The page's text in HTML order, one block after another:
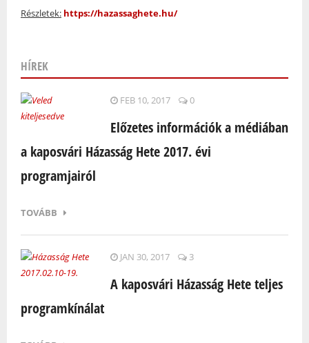
Részletek: https://hazassaghete.hu/
HÍREK
FEB 10, 2017 0
Előzetes információk a médiában
a kaposvári Házasság Hete 2017. évi
programjairól
TOVÁBB
JAN 30, 2017 3
A kaposvári Házasság Hete teljes
programkínálat
Oldalak